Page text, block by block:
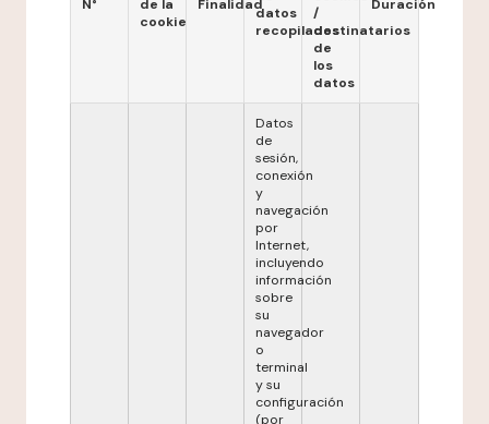
N°
de la
cookie
Finalidaddatos
recopilados
/
destinatarios
de
los
datos
Duración
Datos
de
sesión,
conexión
y
navegación
por
Internet,
incluyendo
información
sobre
su
navegador
o
terminal
y su
configuración
(por